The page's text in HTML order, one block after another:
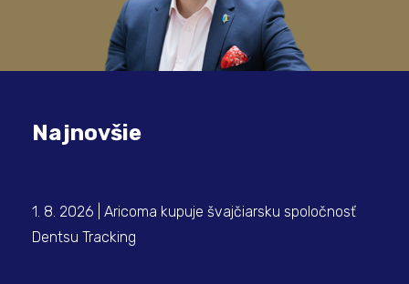
Najnovšie
1. 8. 2026 | Aricoma kupuje švajčiarsku spoločnosť
Dentsu Tracking